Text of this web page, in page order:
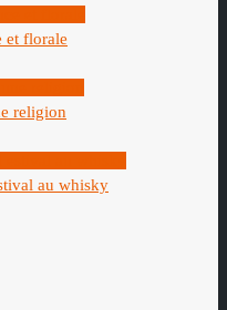
et florale
religion
au whisky